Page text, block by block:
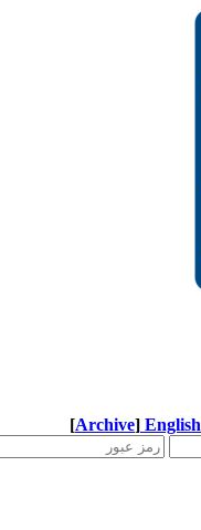
English
[Archive]